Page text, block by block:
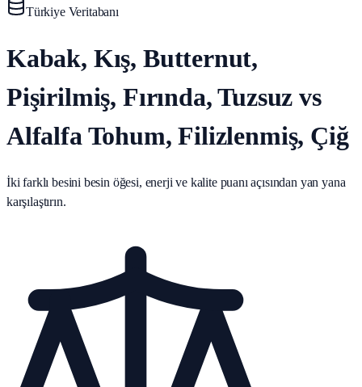
Türkiye Veritabanı
Kabak, Kış, Butternut,
Pişirilmiş, Fırında, Tuzsuz vs
Alfalfa Tohum, Filizlenmiş, Çiğ
İki farklı besini besin öğesi, enerji ve kalite puanı açısından yan yana
karşılaştırın.